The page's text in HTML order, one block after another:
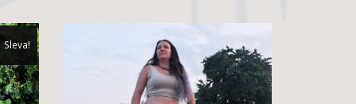
Sleva!